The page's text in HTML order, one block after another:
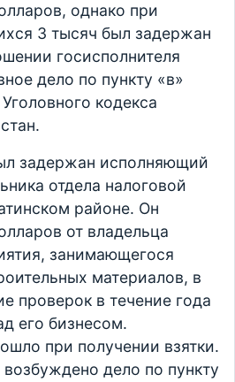
однако при
3 тысяч был задержан
госисполнителя
дело по пункту «в»
кодекса
задержан исполняющий
отдела налоговой
районе. Он
от владельца
занимающегося
материалов, в
проверок в течение года
его бизнесом.
при получении взятки.
дело по пункту